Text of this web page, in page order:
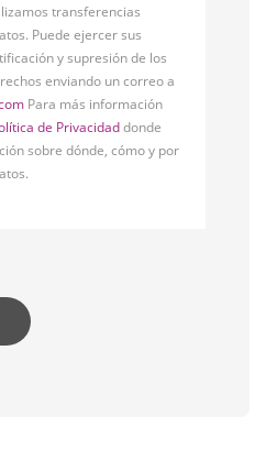
transferencias
Puede ejercer sus
y supresión de los
enviando un correo a
Para más información
de Privacidaddonde
sobre dónde, cómo y por